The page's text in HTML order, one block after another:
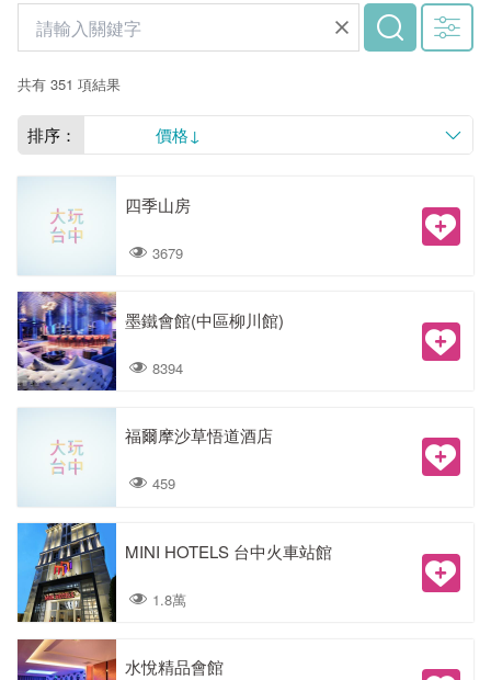
共有 351 項結果
排序： 價格↓
四季山房
3679
墨鐵會館(中區柳川館)
8394
福爾摩沙草悟道酒店
459
MINI HOTELS 台中火車站館
1.8萬
水悅精品會館